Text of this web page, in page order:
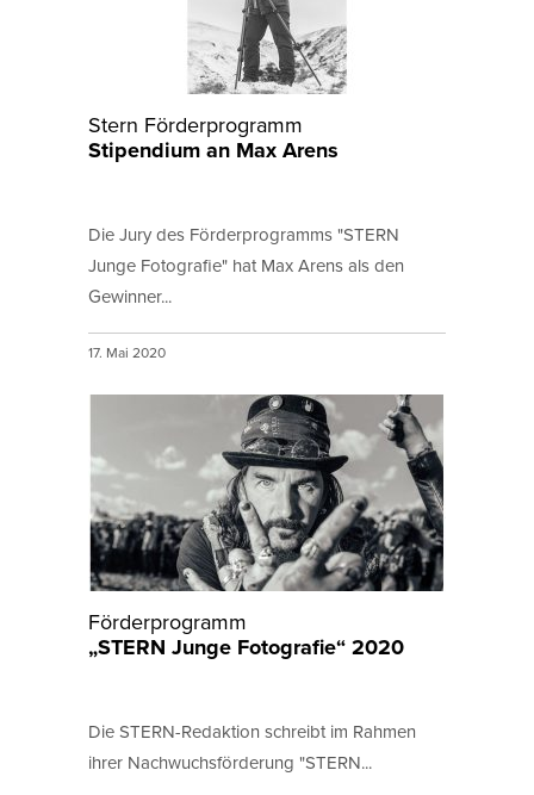
Stern Förderprogramm
Stipendium an Max Arens
Die Jury des Förderprogramms "STERN
Junge Fotografie" hat Max Arens als den
Gewinner...
17. Mai 2020
Förderprogramm
„STERN Junge Fotografie“ 2020
Die STERN-Redaktion schreibt im Rahmen
ihrer Nachwuchsförderung "STERN...